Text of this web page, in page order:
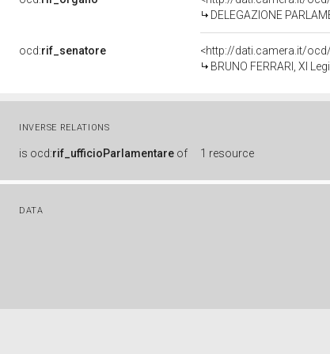
DELEGAZIONE
ocd:rif_senatore
<http://dati.camera.it/
BRUNO FERRARI, XI
INVERSE RELATIONS
is ocd:rif_ufficioParlamentare of 1 resource
DATA